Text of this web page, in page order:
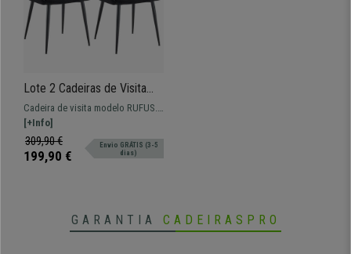
Lote 2 Cadeiras de Visita
RUFUS, Design Elegante,
Estrutura em Metal, em
Veludo, cor Preto
Cadeira de visita modelo RUFUS.
Modelo com estrutura em metal e
desgin elegante e moderno.
[+Info]
309,90 €
199,90 €
Envio GRÁTIS (3-5
dias)
GARANTIA CADEIRASPRO